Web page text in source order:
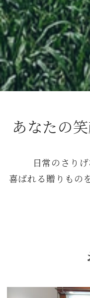
あなたの
日常のさり
喜ばれる贈りもの